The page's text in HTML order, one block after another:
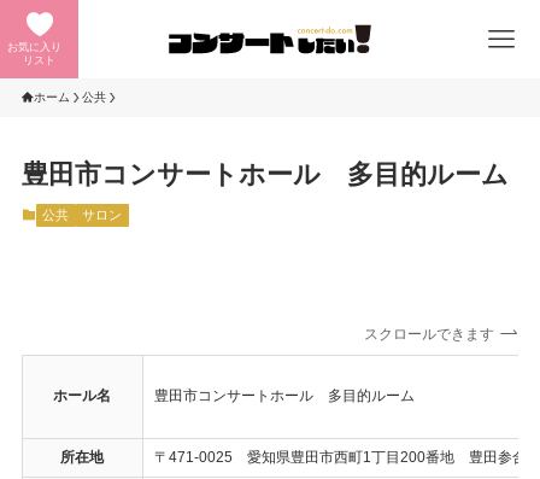
お気に入り
リスト
ホーム 公共
豊田市コンサートホール 多目的ルーム
公共 サロン
スクロールできます
ホール名 豊田市コンサートホール 多目的ルーム
所在地 〒471-0025 愛知県豊田市西町1丁目200番地 豊田参合